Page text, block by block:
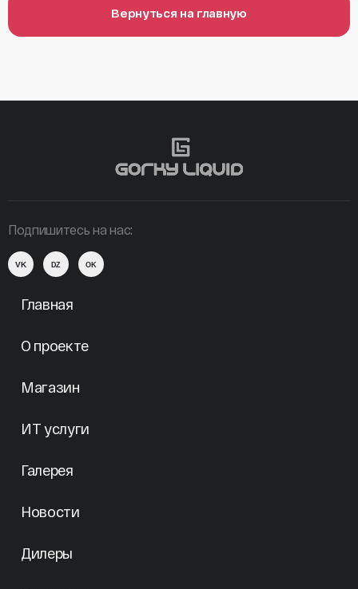
Вернуться на главную
Подпишитесь на нас:
VK DZ OK
Главная
О проекте
Магазин
ИТ услуги
Галерея
Новости
Дилеры